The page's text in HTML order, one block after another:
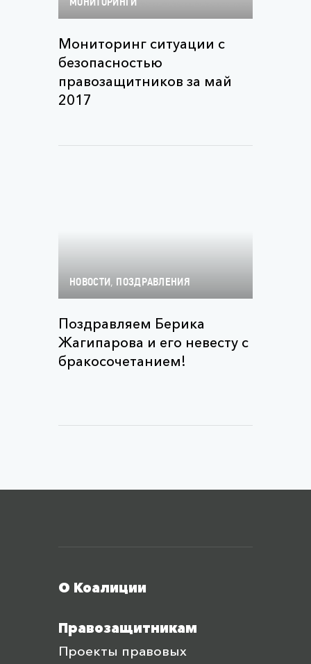
МОНИТОРИНГИ
Мониторинг ситуации с
безопасностью
правозащитников за май
2017
НОВОСТИ, ПОЗДРАВЛЕНИЯ
Поздравляем Берика
Жагипарова и его невесту с
бракосочетанием!
О Коалиции
Правозащитникам
Проекты правовых